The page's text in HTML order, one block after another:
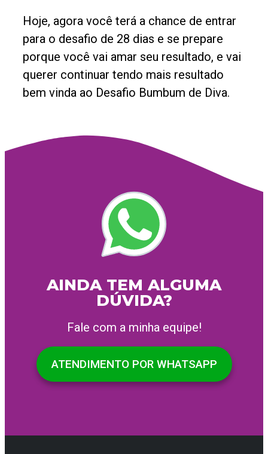
Hoje, agora você terá a chance de entrar
para o desafio de 28 dias e se prepare
porque você vai amar seu resultado, e vai
querer continuar tendo mais resultado
bem vinda ao Desafio Bumbum de Diva.
AINDA TEM ALGUMA
DÚVIDA?
Fale com a minha equipe!
ATENDIMENTO POR WHATSAPP